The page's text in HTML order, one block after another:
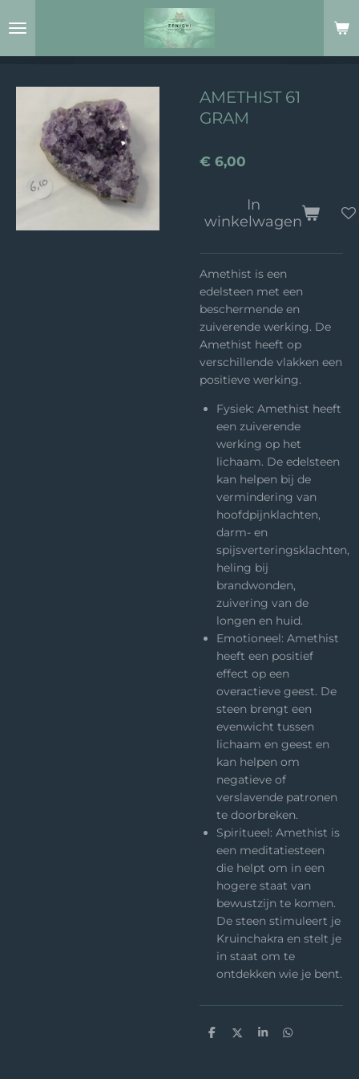
direct
hoofdinhoud
AMETHIST 61
GRAM
€ 6,00
In
winkelwagen
Amethist is een
edelsteen met een
beschermende en
zuiverende werking. De
Amethist heeft op
verschillende vlakken een
positieve werking.
Fysiek: Amethist heeft
een zuiverende
werking op het
lichaam. De edelsteen
kan helpen bij de
vermindering van
hoofdpijnklachten,
darm- en
spijsverteringsklachten,
heling bij
brandwonden,
zuivering van de
longen en huid.
Emotioneel: Amethist
heeft een positief
effect op een
overactieve geest. De
steen brengt een
evenwicht tussen
lichaam en geest en
kan helpen om
negatieve of
verslavende patronen
te doorbreken.
Spiritueel: Amethist is
een meditatiesteen
die helpt om in een
hogere staat van
bewustzijn te komen.
De steen stimuleert je
Kruinchakra en stelt je
in staat om te
ontdekken wie je bent.
D
D
S
D